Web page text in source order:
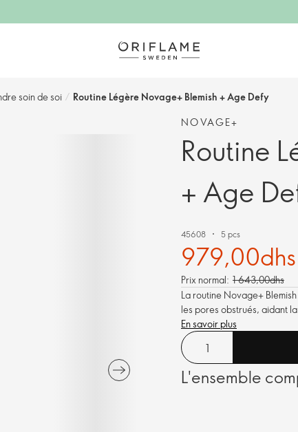
soin de soi / Routine Légère Novage+ Blemish + Age Defy
NOVAGE+
Routine
+ Age
45608 5 pcs
979,00dhs
Prix normal: 1 643,00dhs
La routine Novage+
les pores obstrués, aidant
En savoir plus
L'ensemble